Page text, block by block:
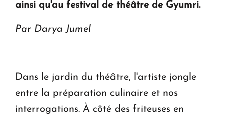
ouvrira ses portes à Dilijan
ainsi qu'au festival de théâtre de Gyumri.
Par Darya Jumel
Dans le jardin du théâtre, l'artiste jongle
entre la préparation culinaire et nos
interrogations. À côté des friteuses en